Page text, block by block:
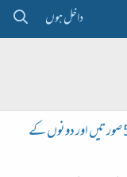
داخل ہوں
بحرہندی کی کل 256 اور بحرزمزمہ کی کل 512 صورتیں اور دونوں کے